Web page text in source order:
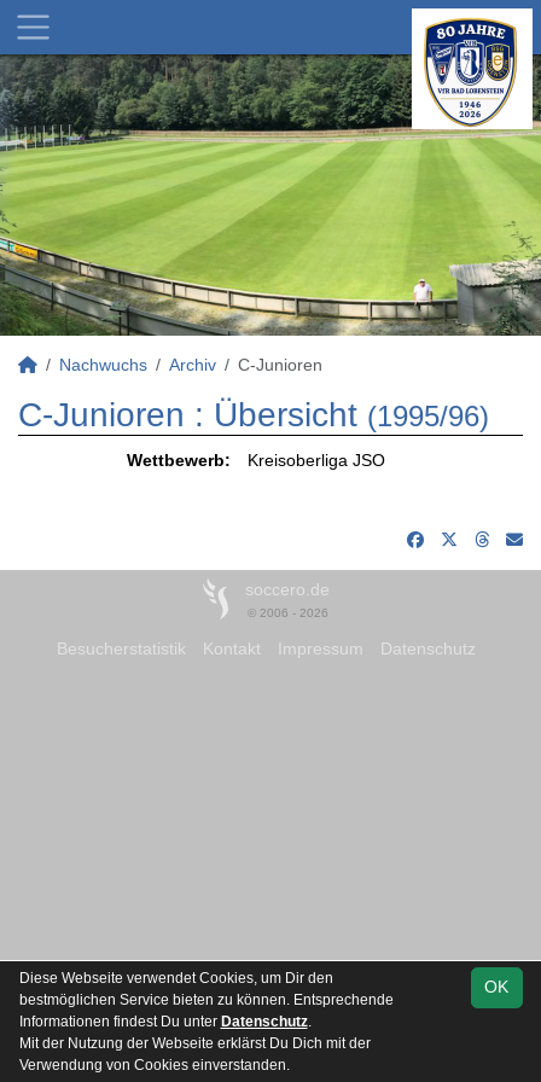
Nachwuchs Archiv C-Junioren
Team
C-Junioren : Übersicht (1995/96)
Wettbewerb: Kreisoberliga JSO
soccero.de
© 2006 - 2026
Besucherstatistik Kontakt Impressum Datenschutz
OK
Diese Webseite verwendet Cookies, um Dir den
bestmöglichen Service bieten zu können. Entsprechende
Informationen findest Du unter Datenschutz.
Mit der Nutzung der Webseite erklärst Du Dich mit der
Verwendung von Cookies einverstanden.